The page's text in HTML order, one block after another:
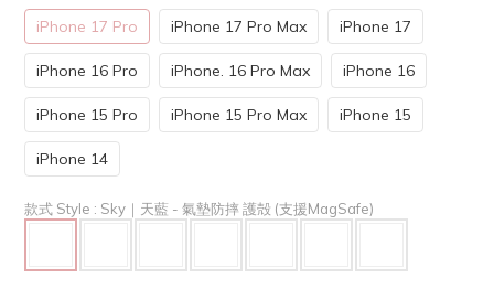
iPhone 17 Pro iPhone 17 Pro Max iPhone 17
iPhone 16 Pro iPhone. 16 Pro Max iPhone 16
iPhone 15 Pro iPhone 15 Pro Max iPhone 15
iPhone 14
款式 Style : Sky｜天藍 - 氣墊防摔 護殻 (支援MagSafe)